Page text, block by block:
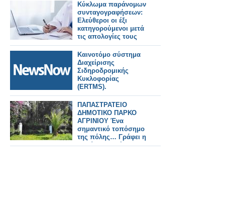
Κύκλωμα παράνομων
συνταγογραφήσεων:
Ελεύθεροι οι έξι
κατηγορούμενοι μετά
τις απολογίες τους
Καινοτόμο σύστημα
Διαχείρισης
Σιδηροδρομικής
Κυκλοφορίας
(ERTMS).
ΠΑΠΑΣΤΡΑΤΕΙΟ
ΔΗΜΟΤΙΚΟ ΠΑΡΚΟ
ΑΓΡΙΝΙΟΥ Ένα
σημαντικό τοπόσημο
της πόλης… Γράφει η
Μαρία Ν. Αγγέλη